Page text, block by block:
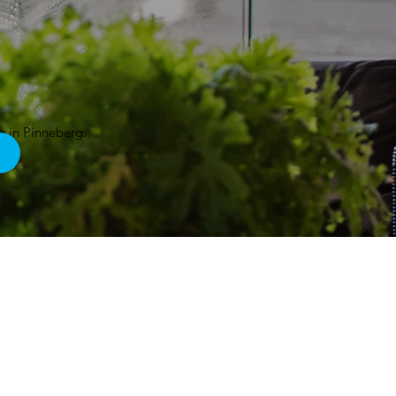
in Pinneberg.